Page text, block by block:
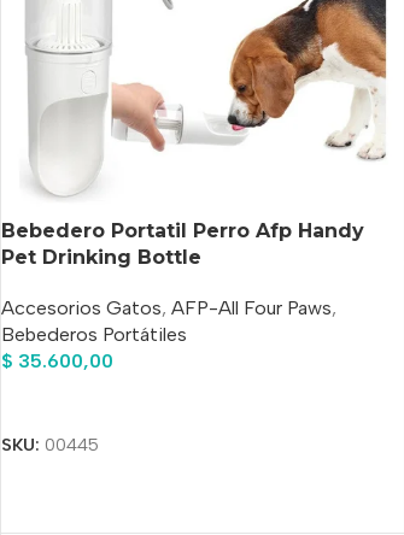
Bebedero Portatil Perro Afp Handy
Pet Drinking Bottle
Accesorios Gatos, AFP-All Four Paws,
Bebederos Portátiles
$ 35.600,00
SKU: 00445